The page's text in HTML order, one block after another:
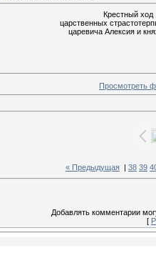
Крестный
царственных
царевича Алексия и
Просмотреть
« Предыдущая 38 39
Добавлять комментарии
[